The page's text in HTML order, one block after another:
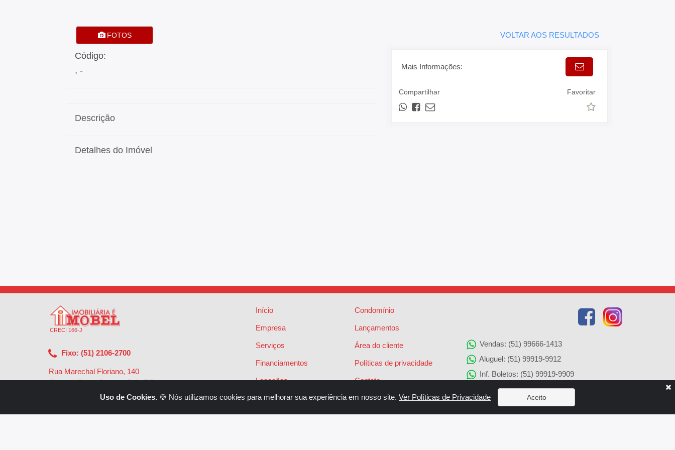
FOTOS VOLTAR AOS RESULTADOS
Código:
, -
Descrição
Detalhes do Imóvel
Mais Informações:
Compartilhar Favoritar
CRECI 166-J
Fixo: (51) 2106-2700
Rua Marechal Floriano, 140
Centro - Santa Cruz do Sul - RS -
Início
Empresa
Serviços
Financiamentos
Locações
Vendas
Condomínio
Lançamentos
Área do cliente
Políticas de privacidade
Contato
Vendas: (51) 99666-1413
Aluguel: (51) 99919-9912
Inf. Boletos: (51) 99919-9909
Agenciamento de Imóveis: (51) 99919-9905
Solicitação de Reparos: (51) 99919-9907
Uso de Cookies. 🍪 Nós utilizamos cookies para melhorar sua experiência em nosso site. Ver Políticas de Privacidade Aceito